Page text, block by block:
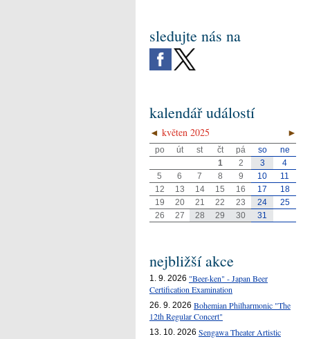
sledujte nás na
kalendář událostí
◄ ►
květen 2025
po út st čt pá so
ne
1
2 3
4
5
6 7 8 9 10
11
12
13 14 15 16 17
18
19
20 21 22 23 24
25
26
27 28 29 30 31
nejbližší akce
1. 9. 2026 "Beer-ken" - Japan Beer
Certification Examination
26. 9. 2026 Bohemian Philharmonic "The
12th Regular Concert"
13. 10. 2026 Sengawa Theater Artistic